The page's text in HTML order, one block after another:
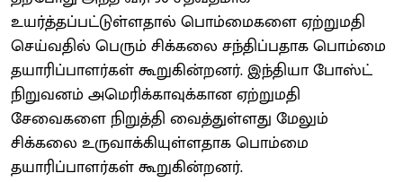
உயர்த்தப்பட்டுள்ளதால் பொம்மைகளை ஏற்றுமதி
செய்வதில் பெரும் சிக்கலை சந்திப்பதாக பொம்மை
தயாரிப்பாளர்கள் கூறுகின்றனர். இந்தியா போஸ்ட்
நிறுவனம் அமெரிக்காவுக்கான ஏற்றுமதி
சேவைகளை நிறுத்தி வைத்துள்ளது மேலும்
சிக்கலை உருவாக்கியுள்ளதாக பொம்மை
தயாரிப்பாளர்கள் கூறுகின்றனர்.